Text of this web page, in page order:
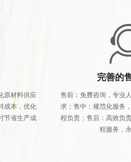
原材料供应
成本，优化
节省生产成
完善的
售前：免费咨询，专业
求；售中：规范化服务
程负责；售后：高效负
程服务，